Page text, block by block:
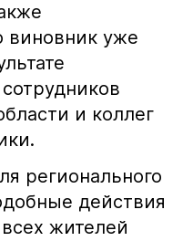
виновник уже
и коллег
регионального
действия
жителей